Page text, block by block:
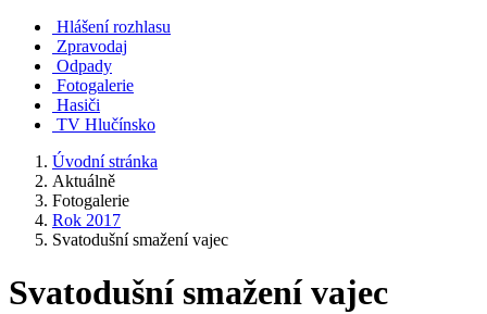
Hlášení rozhlasu
Zpravodaj
Odpady
Fotogalerie
Hasiči
TV Hlučínsko
Úvodní stránka
Aktuálně
Fotogalerie
Rok 2017
Svatodušní smažení vajec
Svatodušní smažení vajec